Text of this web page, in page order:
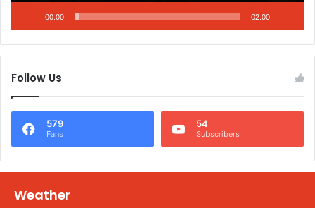
00:00 02:00
Follow Us
579
Fans
54
Subscribers
Weather